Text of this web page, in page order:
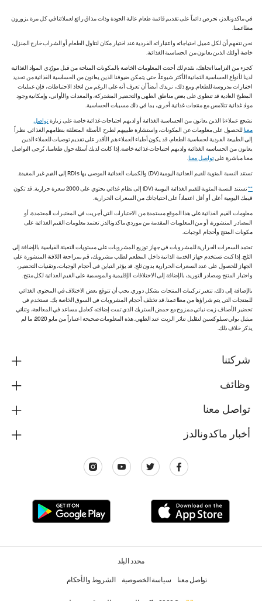
في ماكدونالدز، نحرص دائماً على تقديم قائمة طعام عالية الجودة وذات مذاق رائع لعملائنا في كل مرة يزورون
مطاعمنا.
نحن نتفهم أن لكل عميل احتياجاته واعتباراته الفردية عند اختيار مكان لتناول الطعام أو الشراب خارج المنزل،
خاصة أولئك الذين يعانون من الحساسية الغذائية.
كجزء من التزامنا اتجاهك، نقدم لك أحدث المعلومات الخاصة بالمكونات المتاحة من قبل مورّدي المواد الغذائية
لدينا لأنواع الحساسية الثمانية الأكثر شيوعاً، حتى يتمكن ضيوفنا الذين يعانون من الحساسية الغذائية من تحديد
اختيارات مدروسة للطعام. ومع ذلك، نريدك أيضاً أن تعرف أنه على الرغم من اتخاذ الاحتياطات، فإن عمليات
المطبخ العادية قد تنطوي على بعض مناطق الطهي والتحضير المشتركة، والمعدات والأواني، وإمكانية وجود
مواد غذائية تتلامس مع منتجات غذائية أخرى، بما في ذلك مسببات الحساسية.
نشجع عملاءنا الذين يعانون من الحساسية الغذائية أو لديهم احتياجات غذائية خاصة على زيارةتواصل
معنا للحصول على معلومات عن المكونات، واستشارة طبيبهم لطرح الأسئلة المتعلقة بنظامهم الغذائي. نظراً
إلى الطبيعة الفردية لحساسية الطعام، قد يكون أطباء العملاء هم الأقدر على تقديم توصيات للعملاء الذين
يعانون من الحساسية الغذائية ولديهم احتياجات غذائية خاصة. إذا كانت لديك أسئلة حول طعامنا، يُرجى التواصل
معنا مباشرة علىتواصل معنا.
تستند النسبة المئوية للقيم الغذائية اليومية (DV) والكميات الغذائية الموصى بها RDIs إلى القيم غير المقيدة.
**
تستند النسبة المئوية للقيم الغذائية اليومية (DV) إلى نظام غذائي يحتوي على 2000 سعرة حرارية. قد تكون
قيمك اليومية أعلى أو أقل اعتماداً على احتياجاتك من السعرات الحرارية.
معلومات القيم الغذائية على هذا الموقع مستمدة من الاختبارات التي أجريت في المختبرات المعتمدة، أو
المصادر المنشورة، أو من المعلومات المقدمة من موردي ماكدونالدز. تعتمد معلومات القيم الغذائية على
مكونات المنتج وأحجام الوجبات.
تعتمد السعرات الحرارية للمشروبات في جهاز توزيع المشروبات على مستويات التعبئة القياسية بالإضافة إلى
الثلج. إذا كنت تستخدم جهاز الخدمة الذاتية داخل المطعم لطلب مشروبك، قم بمراجعة اللافتة المنشورة على
الجهاز للحصول على عدد السعرات الحرارية بدون ثلج. قد يؤثر التباين في أحجام الوجبات، وتقنيات التحضير،
واختبار المنتج ومصادر التوريد، بالإضافة إلى الاختلافات الإقليمية والموسمية على القيم الغذائية لكل منتج.
بالإضافة إلى ذلك، تتغير تركيبات المنتجات بشكل دوري. يجب أن تتوقع بعض الاختلاف في المحتوى الغذائي
للمنتجات التي يتم شراؤها من مطاعمنا. قد تختلف أحجام المشروبات في السوق الخاصة بك. نستخدم في
تحضير الأصناف زيت نباتي ممزوج مع حمض الستريك الذي تمت إضافته كعامل مساعد في المعالجة، وثنائي
ميثيل بولي سيلوكسين لتقليل تناثر الزيت عند الطهي. هذه المعلومات صحيحة اعتباراً من مايو 2020، ما لم
يذكر خلاف ذلك.
شركتنا
وظائف
تواصل معنا
أخبار ماكدونالدز
محدد البلد
تواصل معنا سياسة الخصوصية الشروط والأحكام